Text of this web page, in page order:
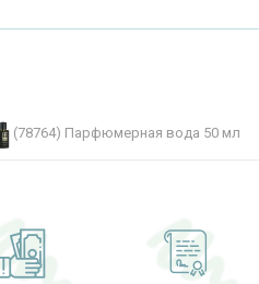
(78764) Парфюмерная вода 50 мл